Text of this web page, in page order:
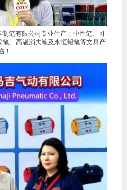
笔有限公司专业生产：中性笔、可
、高温消失笔及永恒铅笔等文具产
！